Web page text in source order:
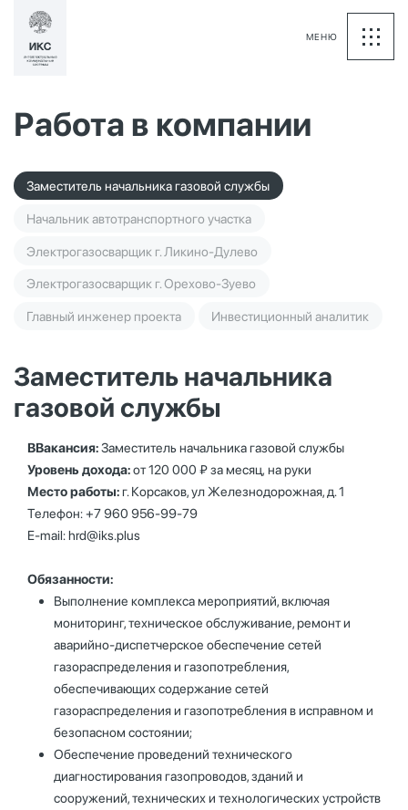
МЕНЮ
Работа в компании
Заместитель начальника газовой службы
Начальник автотранспортного участка
Электрогазосварщик г. Ликино-Дулево
Электрогазосварщик г. Орехово-Зуево
Главный инженер проекта Инвестиционный аналитик
Заместитель начальника
газовой службы
ВВакансия:Заместитель начальника газовой службы
Уровень дохода:от 120 000 ₽ за месяц, на руки
Место работы:г. Корсаков, ул Железнодорожная, д. 1
Телефон: +7 960 956-99-79
E-mail:hrd@iks.plus
Обязанности:
Выполнение комплекса мероприятий, включая
мониторинг, техническое обслуживание, ремонт и
аварийно-диспетчерское обеспечение сетей
газораспределения и газопотребления,
обеспечивающих содержание сетей
газораспределения и газопотребления в исправном и
безопасном состоянии;
Обеспечение проведений технического
диагностирования газопроводов, зданий и
сооружений, технических и технологических устройств